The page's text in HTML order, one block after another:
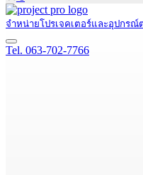
จำหน่ายโปรเจคเตอร์และอุปกรณ์
Navigation
Menu
Tel. 063-702-7766